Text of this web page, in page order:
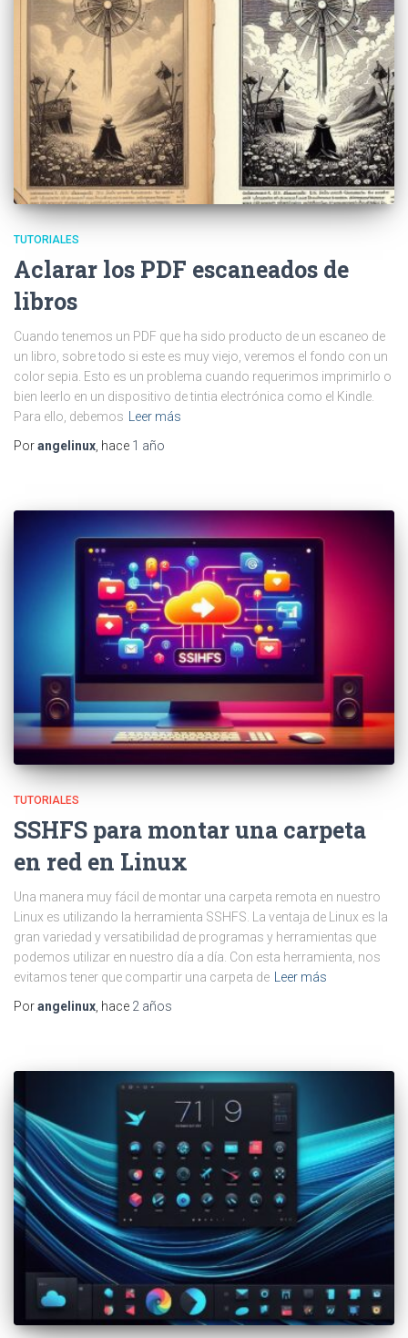
TUTORIALES
Aclarar los PDF escaneados de
libros
Cuando tenemos un PDF que ha sido producto de un escaneo de
un libro, sobre todo si este es muy viejo, veremos el fondo con un
color sepia. Esto es un problema cuando requerimos imprimirlo o
bien leerlo en un dispositivo de tintia electrónica como el Kindle.
Para ello, debemos Leer más
Porangelinux, hace 1 año
TUTORIALES
SSHFS para montar una carpeta
en red en Linux
Una manera muy fácil de montar una carpeta remota en nuestro
Linux es utilizando la herramienta SSHFS. La ventaja de Linux es la
gran variedad y versatibilidad de programas y herramientas que
podemos utilizar en nuestro día a día. Con esta herramienta, nos
evitamos tener que compartir una carpeta de
Leer más
Porangelinux , hace 2 años